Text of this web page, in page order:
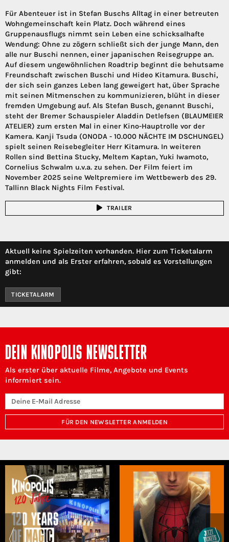
Für Abenteuer ist in Stefan Buschs Alltag in einer betreuten
Wohngemeinschaft kein Platz. Doch während eines
Gruppenausflugs nimmt sein Leben eine schicksalhafte
Wendung: Ohne zu zögern schließt sich der junge Mann, den
alle nur Buschi nennen, einer japanischen Reisegruppe an.
Auf diesem ungewöhnlichen Roadtrip beginnt die behutsame
Freundschaft zwischen Buschi und Hideo Kitamura. Buschi,
der sich sein ganzes Leben lang geweigert hat, über Sprache
mit seinen Mitmenschen zu kommunizieren, blüht in dieser
fremden Umgebung auf. Als Stefan Busch, genannt Buschi,
steht der Bremer Schauspieler Aladdin Detlefsen (BLAUMEIER
ATELIER) zum ersten Mal in einer Kino-Hauptrolle vor der
Kamera. Kanji Tsuda (ONODA - 10.000 NÄCHTE IM DSCHUNGEL)
spielt seinen Reisebegleiter Herr Kitamura. In weiteren
Rollen sind Bettina Stucky, Meltem Kaptan, Yuki Iwamoto,
Cornelius Schwalm u.v.a. zu sehen. Der Film feiert im
November 2025 seine Weltpremiere im Wettbewerb des 29.
Tallinn Black Nights Film Festival.
TRAILER
Aktuell keine Spielzeiten vorhanden. Hier zum Ticketalarm
anmelden und als Erster erfahren, sobald es Vorstellungen
gibt:
TICKETALARM
DEIN KINOPOLIS NEWSLETTER
Als erster über aktuelle Filme, Angebote und Events
informiert sein.
FÜR DEN NEWSLETTER ANMELDEN